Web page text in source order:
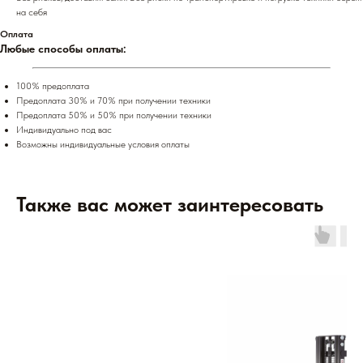
на себя
Оплата
Любые способы оплаты:
100% предоплата
Предоплата 30% и 70% при получении техники
Предоплата 50% и 50% при получении техники
Индивидуально под вас
Возможны индивидуальные условия оплаты
Также вас может заинтересовать